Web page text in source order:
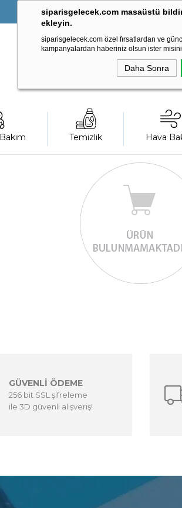
siparisgelecek.com masaüstü
ekleyin.
siparisgelecek.com özel fırsatlardan ve
kampanyalardan haberiniz olsun ister
Daha Sonra
Temizlik Hava
GÜVENLİ ÖDEME
256 bit SSL şifreleme
ile 3D güvenli alışveriş!